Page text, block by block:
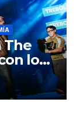
The
los